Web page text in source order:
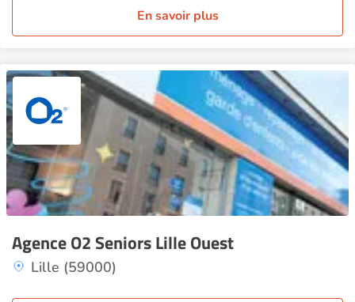
En savoir plus
Agence O2 Seniors Lille Ouest
Lille (59000)